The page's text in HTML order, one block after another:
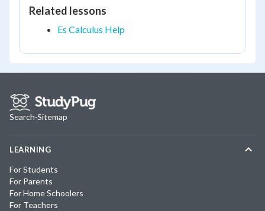
Related lessons
Es Calculus Help
Search·Sitemap
LEARNING
For Students
For Parents
For Home Schoolers
For Teachers